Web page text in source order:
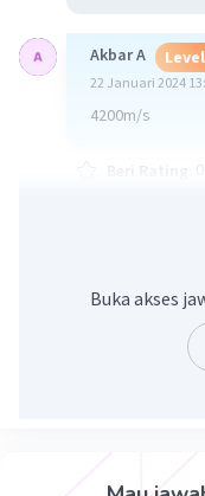
Akbar A
22 Januari 2024
4200m/s
Buka akses